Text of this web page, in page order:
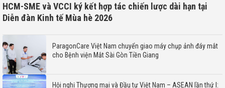
HCM-SME và VCCI ký kết hợp tác chiến lược dài hạn tại
Diễn đàn Kinh tế Mùa hè 2026
ParagonCare Việt Nam chuyển giao máy chụp ảnh đáy mắt
cho Bệnh viện Mắt Sài Gòn Tiền Giang
Hội nghị Thương mại và Đầu tư Việt Nam – ASEAN lần thứ I: